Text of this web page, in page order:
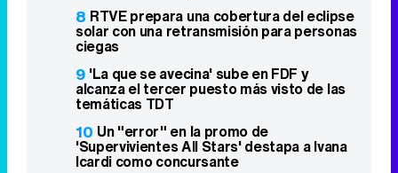
8 RTVE prepara una cobertura del eclipse
solar con una retransmisión para personas
ciegas
9 'La que se avecina' sube en FDF y
alcanza el tercer puesto más visto de las
temáticas TDT
10 Un "error" en la promo de
'Supervivientes All Stars' destapa a Ivana
Icardi como concursante